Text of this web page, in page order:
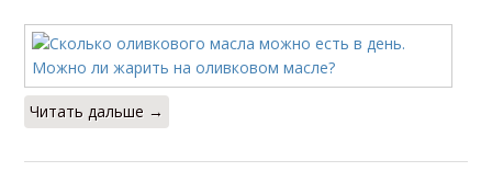
Читать дальше →